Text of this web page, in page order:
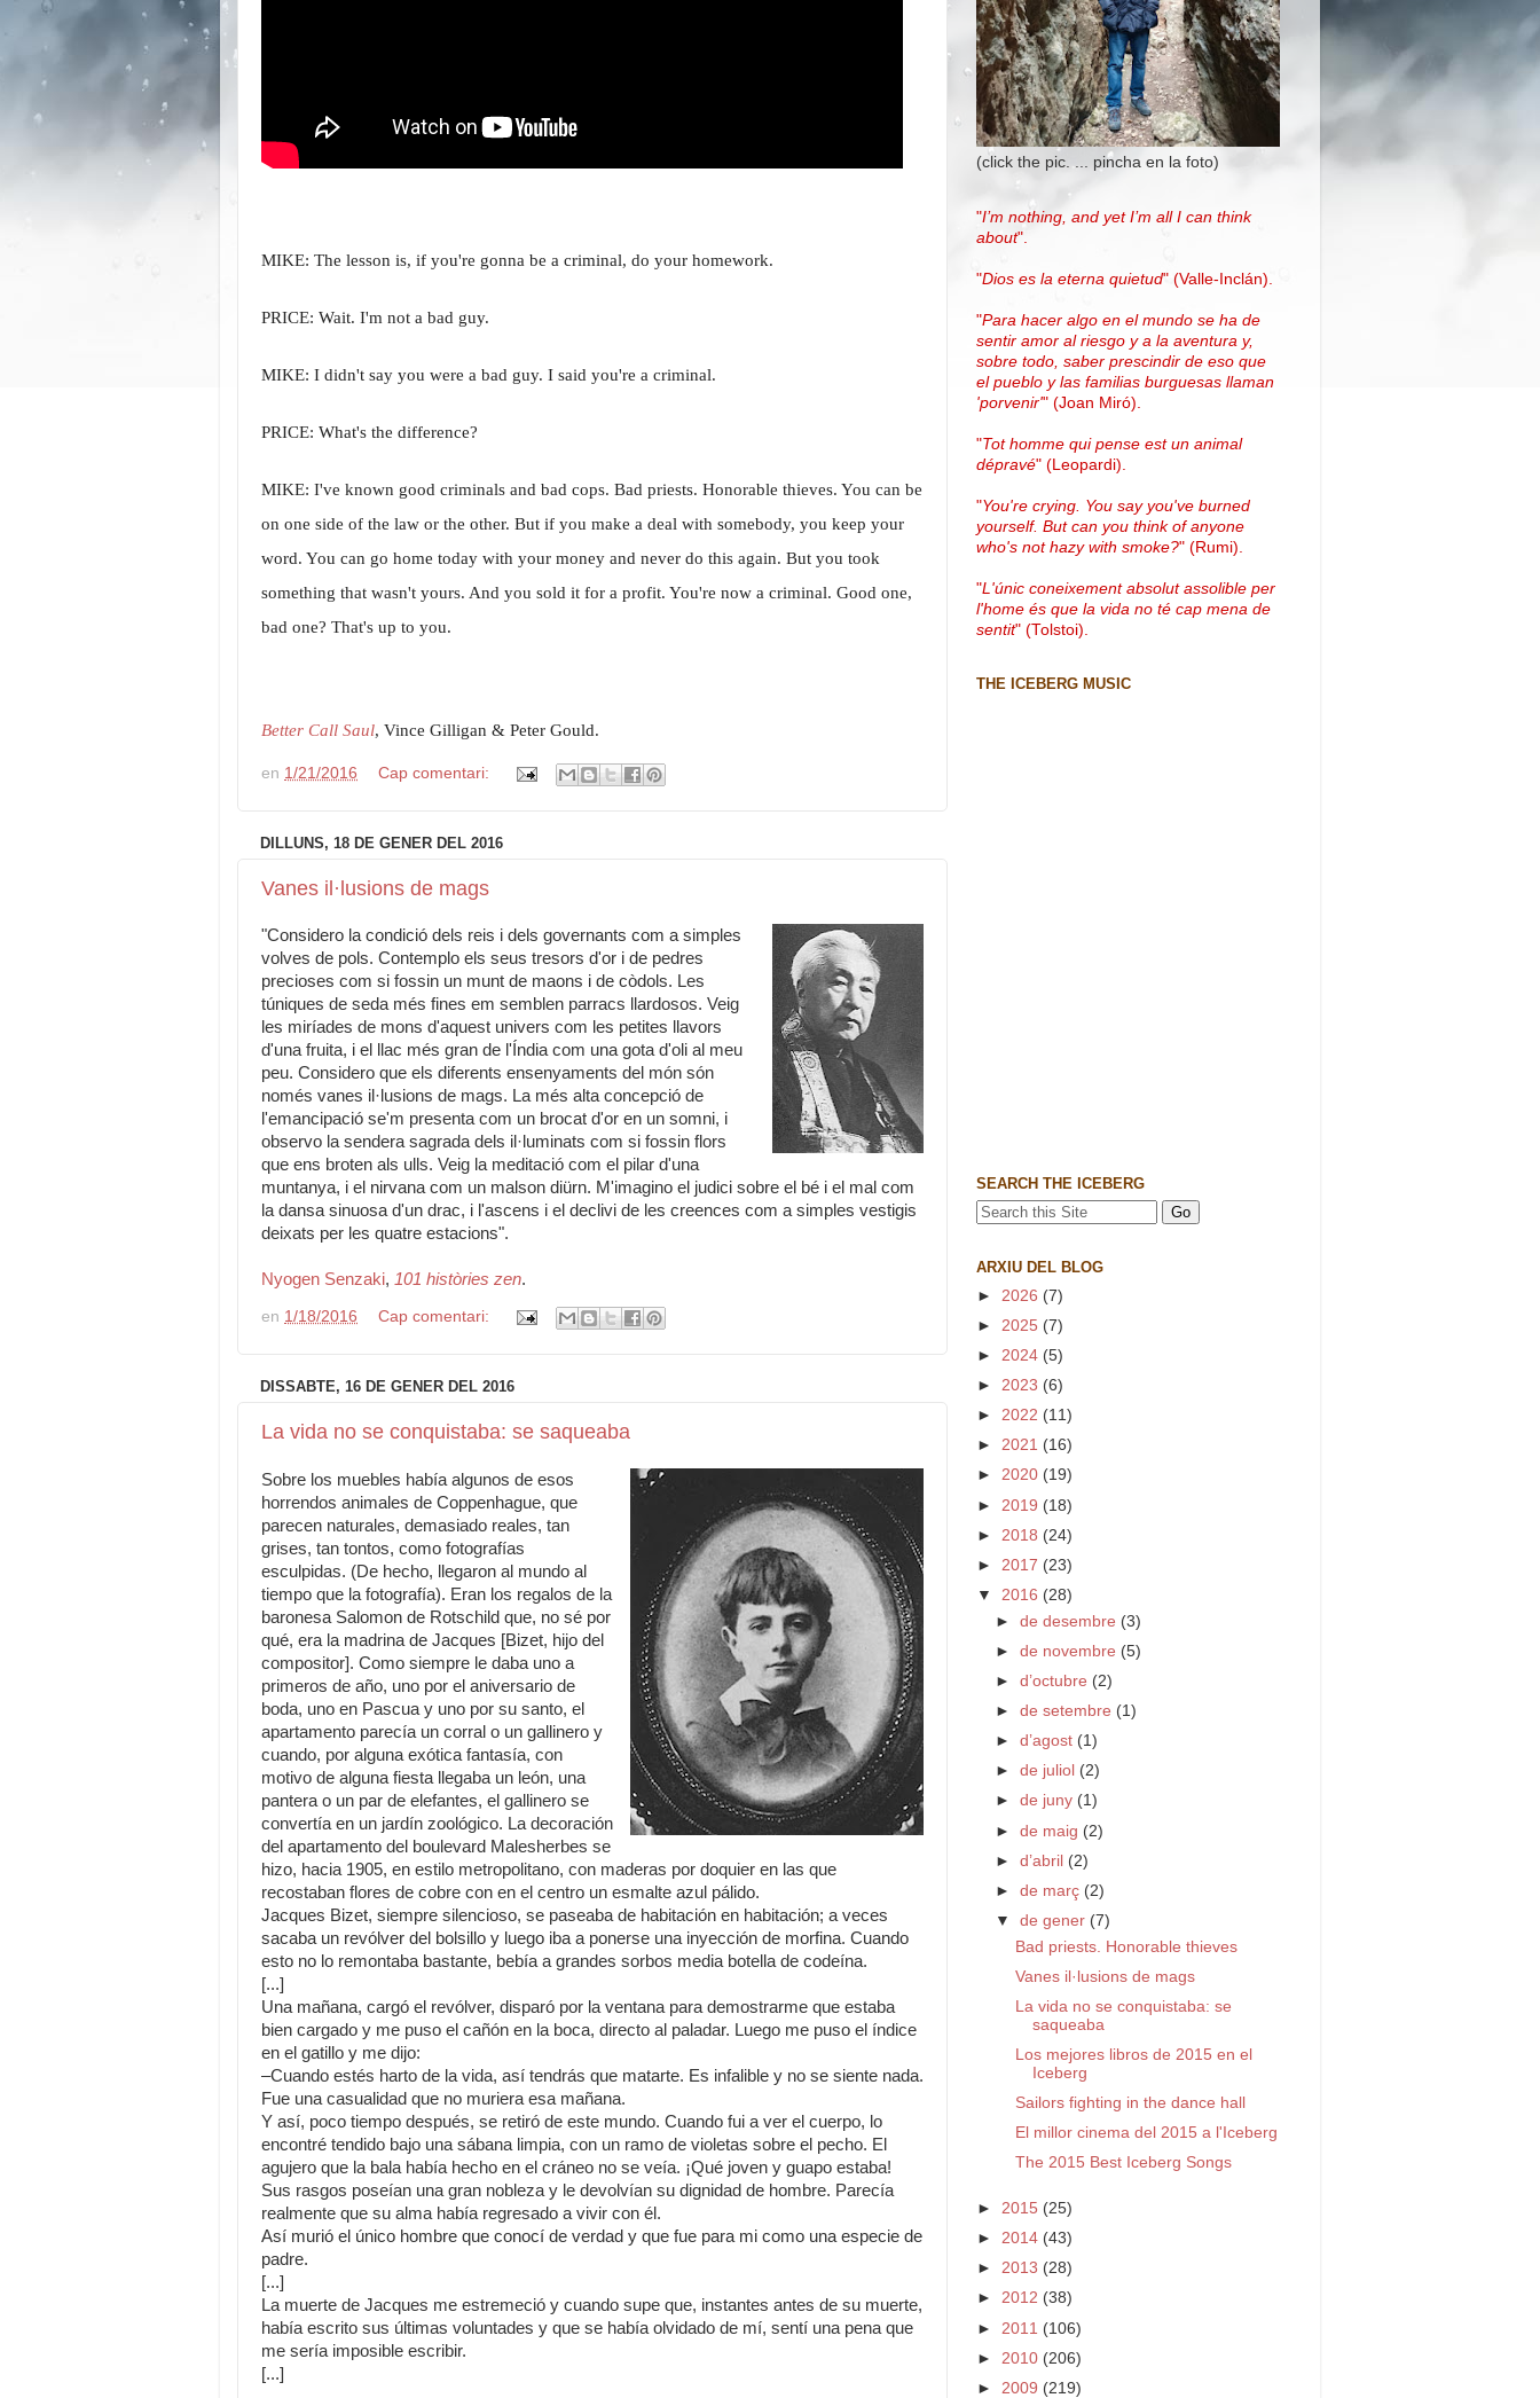
MIKE: The lesson is, if you're gonna be a criminal, do your homework.
PRICE: Wait. I'm not a bad guy.
MIKE: I didn't say you were a bad guy. I said you're a criminal.
PRICE: What's the difference?
MIKE: I've known good criminals and bad cops. Bad priests. Honorable thieves. You can be
on one side of the law or the other. But if you make a deal with somebody, you keep your
word. You can go home today with your money and never do this again. But you took
something that wasn't yours. And you sold it for a profit. You're now a criminal. Good one,
bad one? That's up to you.
Better Call Saul, Vince Gilligan & Peter Gould.
en 1/21/2016 Cap comentari:
DILLUNS, 18 DE GENER DEL 2016
Vanes il·lusions de mags
"Considero la condició dels reis i dels governants com a simples
volves de pols. Contemplo els seus tresors d'or i de pedres
precioses com si fossin un munt de maons i de còdols. Les
túniques de seda més fines em semblen parracs llardosos. Veig
les miríades de mons d'aquest univers com les petites llavors
d'una fruita, i el llac més gran de l'Índia com una gota d'oli al meu
peu. Considero que els diferents ensenyaments del món són
només vanes il·lusions de mags. La més alta concepció de
l'emancipació se'm presenta com un brocat d'or en un somni, i
observo la sendera sagrada dels il·luminats com si fossin flors
que ens broten als ulls. Veig la meditació com el pilar d'una
muntanya, i el nirvana com un malson diürn. M'imagino el judici sobre el bé i el mal com
la dansa sinuosa d'un drac, i l'ascens i el declivi de les creences com a simples vestigis
deixats per les quatre estacions".
Nyogen Senzaki, 101 històries zen.
en 1/18/2016 Cap comentari:
DISSABTE, 16 DE GENER DEL 2016
La vida no se conquistaba: se saqueaba
Sobre los muebles había algunos de esos
horrendos animales de Coppenhague, que
parecen naturales, demasiado reales, tan
grises, tan tontos, como fotografías
esculpidas. (De hecho, llegaron al mundo al
tiempo que la fotografía). Eran los regalos de la
baronesa Salomon de Rotschild que, no sé por
qué, era la madrina de Jacques [Bizet, hijo del
compositor]. Como siempre le daba uno a
primeros de año, uno por el aniversario de
boda, uno en Pascua y uno por su santo, el
apartamento parecía un corral o un gallinero y
cuando, por alguna exótica fantasía, con
motivo de alguna fiesta llegaba un león, una
pantera o un par de elefantes, el gallinero se
convertía en un jardín zoológico. La decoración
del apartamento del boulevard Malesherbes se
hizo, hacia 1905, en estilo metropolitano, con maderas por doquier en las que
recostaban flores de cobre con en el centro un esmalte azul pálido.
Jacques Bizet, siempre silencioso, se paseaba de habitación en habitación; a veces
sacaba un revólver del bolsillo y luego iba a ponerse una inyección de morfina. Cuando
esto no lo remontaba bastante, bebía a grandes sorbos media botella de codeína.
[...]
Una mañana, cargó el revólver, disparó por la ventana para demostrarme que estaba
bien cargado y me puso el cañón en la boca, directo al paladar. Luego me puso el índice
en el gatillo y me dijo:
–Cuando estés harto de la vida, así tendrás que matarte. Es infalible y no se siente nada.
Fue una casualidad que no muriera esa mañana.
Y así, poco tiempo después, se retiró de este mundo. Cuando fui a ver el cuerpo, lo
encontré tendido bajo una sábana limpia, con un ramo de violetas sobre el pecho. El
agujero que la bala había hecho en el cráneo no se veía. ¡Qué joven y guapo estaba!
Sus rasgos poseían una gran nobleza y le devolvían su dignidad de hombre. Parecía
realmente que su alma había regresado a vivir con él.
Así murió el único hombre que conocí de verdad y que fue para mi como una especie de
padre.
[...]
La muerte de Jacques me estremeció y cuando supe que, instantes antes de su muerte,
había escrito sus últimas voluntades y que se había olvidado de mí, sentí una pena que
me sería imposible escribir.
[...]
(click the pic. ... pincha en la foto)
"I’m nothing, and yet I’m all I can think
about".
"Dios es la eterna quietud" (Valle-Inclán)
"Para hacer algo en el mundo se ha de
sentir amor al riesgo y a la aventura y,
sobre todo, saber prescindir de eso que
el pueblo y las familias burguesas llaman
'porvenir'" (Joan Miró)
"Tot homme qui pense est un animal
dépravé" (Leopardi).
"You're crying. You say you've burned
yourself. But can you think of anyone
who's not hazy with smoke?" (Rumi).
"L'únic coneixement absolut assolible per
l'home és que la vida no té cap mena de
sentit" (Tolstoi).
THE ICEBERG MUSIC
SEARCH THE ICEBERG
ARXIU DEL BLOG
► 2026 (7)
► 2025 (7)
► 2024 (5)
► 2023 (6)
► 2022 (11)
► 2021 (16)
► 2020 (19)
► 2019 (18)
► 2018 (24)
► 2017 (23)
▼ 2016 (28)
►de desembre (3)
►de novembre (5)
►d’octubre (2)
►de setembre (1)
►d’agost (1)
►de juliol (2)
►de juny (1)
►de maig (2)
►d’abril (2)
►de març (2)
▼de gener (7)
Bad priests. Honorable thieves
Vanes il·lusions de mags
La vida no se conquistaba: se
saqueaba
Los mejores libros de 2015 en el
Iceberg
Sailors fighting in the dance hall
El millor cinema del 2015 a l'Iceberg
The 2015 Best Iceberg Songs
► 2015 (25)
► 2014 (43)
► 2013 (28)
► 2012 (38)
► 2011 (106)
► 2010 (206)
► 2009 (219)